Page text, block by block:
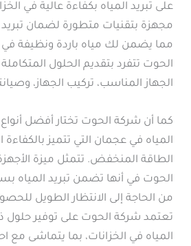
على تبريد المياه بكفاءة عالية في
مجهزة بتقنيات متطورة لضمان تبريد
مما يضمن لك مياه باردة ونظيفة
الحوت تتفرد بتقديم الحلول
الجهاز المناسب، تركيب الجهاز،
كما أن شركة الحوت تختار أفضل أنواع
المياه في عجمان التي تتميز بالكفاءة
الطاقة المنخفض. تتمثل ميزة
الحوت في أنها تضمن تبريد المياه
من الحاجة إلى الانتظار الطويل
تعتمد شركة الحوت على توفير حلول
المياه في الخزانات، بما يتماشى مع